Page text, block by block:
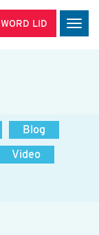
WORD LID
Blog
Video